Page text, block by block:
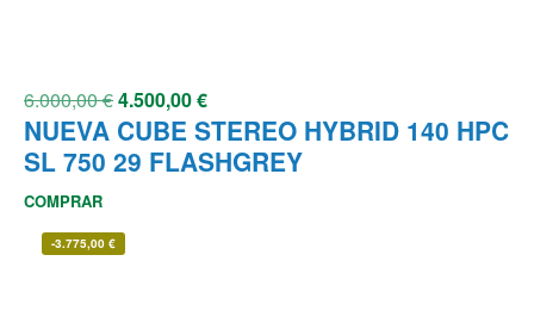
6.000,00€4.500,00€
NUEVA CUBE STEREO HYBRID 140 HPC
SL 750 29 FLASHGREY
COMPRAR
-3.775,00 €